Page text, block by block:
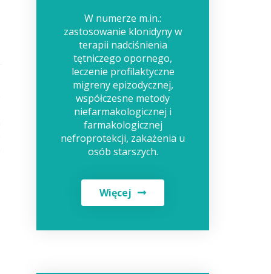
W numerze m.in.:
zastosowanie klonidyny w
terapii nadciśnienia
tętniczego opornego,
leczenie profilaktyczne
migreny epizodycznej,
współczesne metody
niefarmakologicznej i
farmakologicznej
nefroprotekcji, zakażenia u
osób starszych.
Więcej